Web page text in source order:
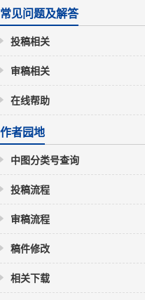
常见问题及解答
投稿相关
审稿相关
在线帮助
作者园地
中图分类号查询
投稿流程
审稿流程
稿件修改
相关下载